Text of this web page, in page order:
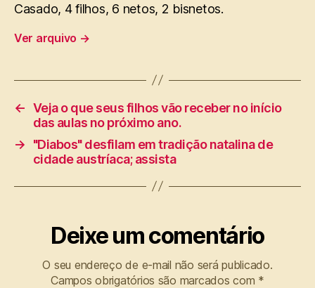
Casado, 4 filhos, 6 netos, 2 bisnetos.
Ver arquivo →
← Veja o que seus filhos vão receber no início
das aulas no próximo ano.
→
"Diabos" desfilam em tradição natalina de
cidade austríaca; assista
Deixe um comentário
O seu endereço de e-mail não será publicado.
Campos obrigatórios são marcados com *